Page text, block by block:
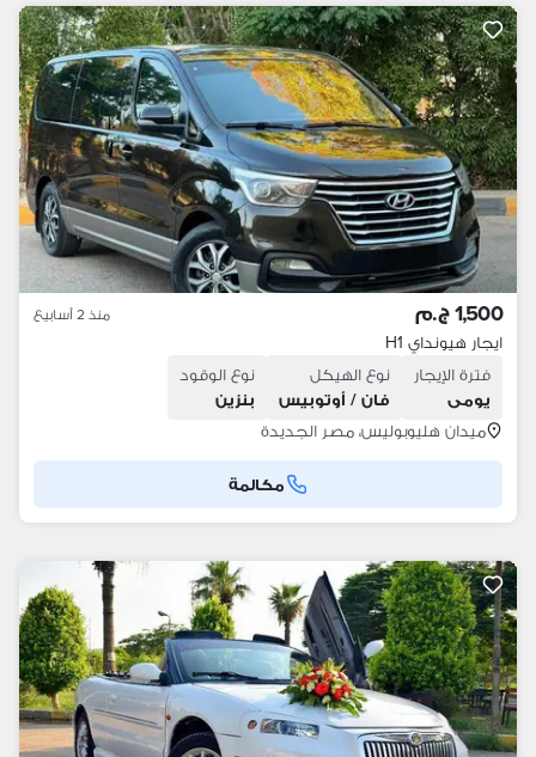
1,500 ج.م منذ 2 أسابيع
ايجار هيونداي H1
فترة الإيجار
يومى
نوع الهيكل
فان / أوتوبيس
نوع الوقود
بنزين
ميدان هليوبوليس، مصر الجديدة
مكالمة